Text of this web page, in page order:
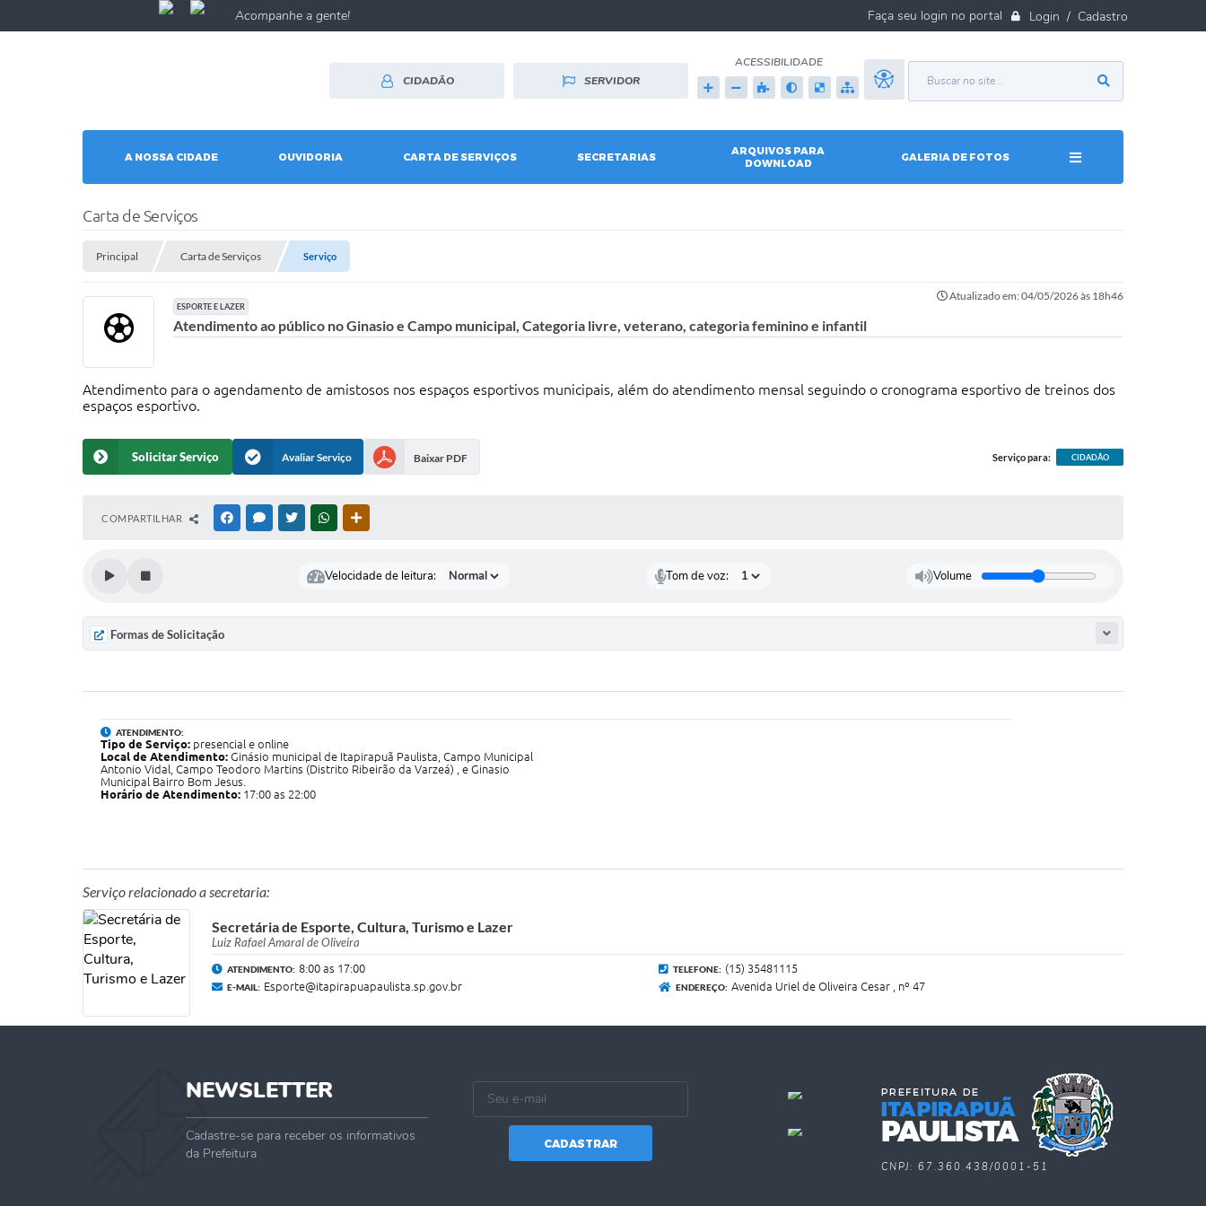
Login / Cadastro
Acompanhe a gente!
CIDADÃO SERVIDOR
ACESSIBILIDADE
A NOSSA CIDADE OUVIDORIA CARTA DE SERVIÇOS SECRETARIAS
ARQUIVOS PARA
DOWNLOAD
GALERIA DE FOTOS
Carta de Serviços
Principal Carta de Serviços Serviço
Atualizado em: 04/05/2026 às 18h46
ESPORTE E LAZER
Atendimento ao público no Ginasio e Campo municipal, Categoria livre, veterano, categoria feminino e infantil
Atendimento para o agendamento de amistosos nos espaços esportivos municipais, além do atendimento mensal seguindo o cronograma esportivo de treinos dos
espaços esportivo.
Solicitar Serviço Avaliar Serviço Baixar PDF Serviço para: CIDADÃO
COMPARTILHAR FACEBOOKMESSENGER
TWITTERWHATSAPP
Velocidade de leitura: Tom de voz: Volume
Formas de Solicitação
ATENDIMENTO:
Tipo de Serviço: presencial e online
Local de Atendimento: Ginásio municipal de Itapirapuã Paulista, Campo Municipal
Antonio Vidal, Campo Teodoro Martins (Distrito Ribeirão da Varzeá) , e Ginasio
Municipal Bairro Bom Jesus.
Horário de Atendimento: 17:00 as 22:00
Serviço relacionado a secretaria:
Secretária de Esporte, Cultura, Turismo e Lazer
Luiz Rafael Amaral de Oliveira
ATENDIMENTO: 8:00 as 17:00 TELEFONE: (15) 35481115
E-MAIL: Esporte@itapirapuapaulista.sp.gov.br ENDEREÇO: Avenida Uriel de Oliveira Cesar , nº 47
NEWSLETTER
Cadastre-se para receber os informativos
da Prefeitura
CADASTRAR
CNPJ: 67.360.438/0001-51